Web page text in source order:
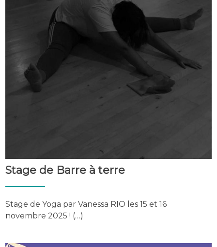
Stage de Barre à terre
Stage de Yoga par Vanessa RIO les 15 et 16
novembre 2025 ! (…)